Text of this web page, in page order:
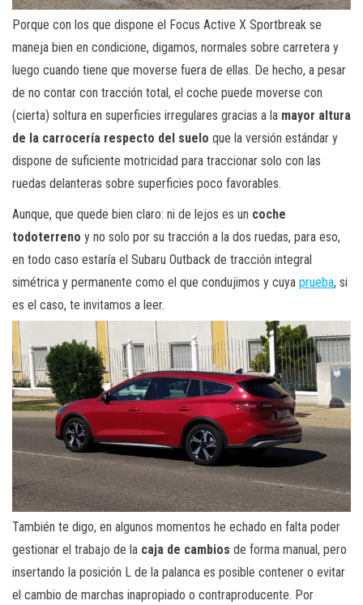
Porque con los que dispone el Focus Active X Sportbreak se
maneja bien en condicione, digamos, normales sobre carretera y
luego cuando tiene que moverse fuera de ellas. De hecho, a pesar
de no contar con tracción total, el coche puede moverse con
(cierta) soltura en superficies irregulares gracias a la mayor altura
de la carrocería respecto del suelo que la versión estándar y
dispone de suficiente motricidad para traccionar solo con las
ruedas delanteras sobre superficies poco favorables.
Aunque, que quede bien claro: ni de lejos es un coche
todoterreno y no solo por su tracción a la dos ruedas, para eso,
en todo caso estaría el Subaru Outback de tracción integral
simétrica y permanente como el que condujimos y cuya prueba, si
es el caso, te invitamos a leer.
También te digo, en algunos momentos he echado en falta poder
gestionar el trabajo de la caja de cambios de forma manual, pero
insertando la posición L de la palanca es posible contener o evitar
el cambio de marchas inapropiado o contraproducente. Por